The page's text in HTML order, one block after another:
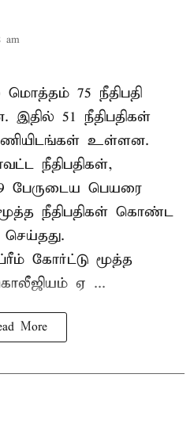
am
75 நீதிபதி
51 நீதிபதிகள்
உள்ளன.
நீதிபதிகள்,
பேருடைய பெயரை
நீதிபதிகள் கொண்ட
செய்தது.
கோர்ட்டு மூத்த
ஏ ...
More